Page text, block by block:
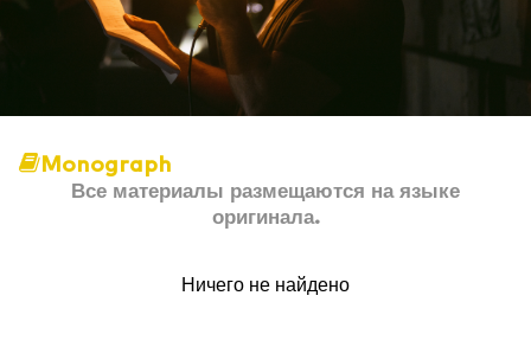
Monograph
Все материалы размещаются на языке
оригинала.
Ничего не найдено